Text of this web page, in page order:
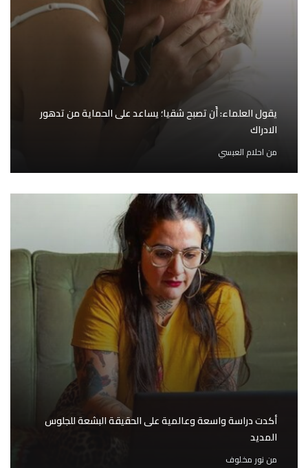
يقول العلماء: أَن تصبح شقيا؛ يساعد على الحماية من تدهور
الادراك
من احلام العبسي
أكدت دراسة واسعة وعالمية على الحقيقة البشعة للجلوس
المديد
من نور مخلوف